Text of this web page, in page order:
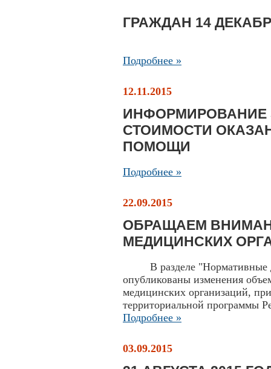
ГРАЖДАН 14
Подробнее »
12.11.2015
ИНФОРМИРОВАНИЕ
СТОИМОСТИ
ПОМОЩИ
Подробнее »
22.09.2015
ОБРАЩАЕМ
МЕДИЦИНСКИХ
В разделе "Нормативные
опубликованы изменения
медицинских организаций,
территориальной программы
Подробнее »
03.09.2015